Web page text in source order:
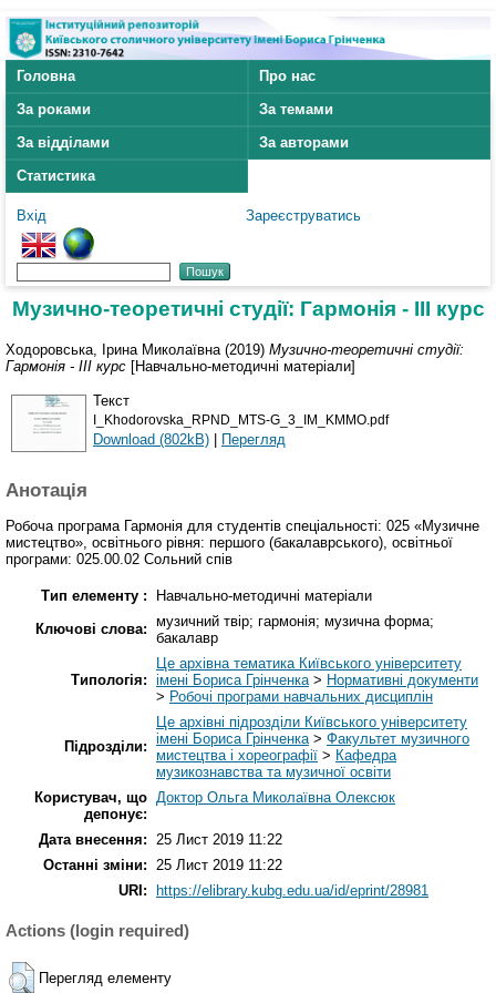
Головна
Про нас
За роками
За темами
За відділами
За авторами
Статистика
Вхід Зареєструватись
Музично-теоретичні студії: Гармонія - ІІІ курс
Ходоровська, Ірина Миколаївна (2019) Музично-теоретичні студії:
Гармонія - ІІІ курс [Навчально-методичні матеріали]
Текст
I_Khodorovska_RPND_MTS-G_3_IM_KMMO.pdf
Download (802kB) | Перегляд
Анотація
Робоча програма Гармонія для студентів спеціальності: 025 «Музичне
мистецтво», освітнього рівня: першого (бакалаврського), освітньої
програми: 025.00.02 Сольний спів
Тип елементу :
Навчально-методичні матеріали
Ключові слова: музичний твір; гармонія; музична форма;
бакалавр
Типологія:
Це архівна тематика Київського університету
імені Бориса Грінченка> Нормативні документи
> Робочі програми навчальних дисциплін
Підрозділи:
Це архівні підрозділи Київського університету
імені Бориса Грінченка> Факультет музичного
мистецтва і хореографії > Кафедра
музикознавства та музичної освіти
Користувач, що
депонує:
Доктор Ольга Миколаївна Олексюк
Дата внесення: 25 Лист 2019 11:22
Останні зміни: 25 Лист 2019 11:22
URI:
https://elibrary.kubg.edu.ua/id/eprint/28981
Actions (login required)
Перегляд елементу